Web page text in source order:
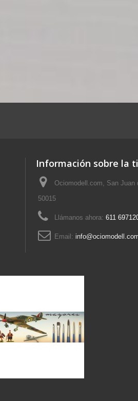
Información sobre la
Ociomodell.com, San Juan
50015
Llámanos ahora: 611
Email: